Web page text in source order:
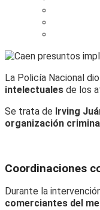
La Policía Nacional
intelectuales de los
Se trata de Irving
organización
Coordinaciones
Durante la
comerciantes del